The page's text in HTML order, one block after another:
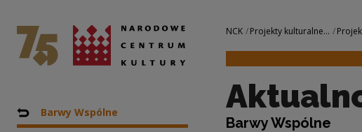
Aktualności |
National Centre for Culture Poland
Nawigacja
Back to: Projekty
Barwy Wspólne
Navigation
NCK Projekty kulturalne...
Barwy Wspólne